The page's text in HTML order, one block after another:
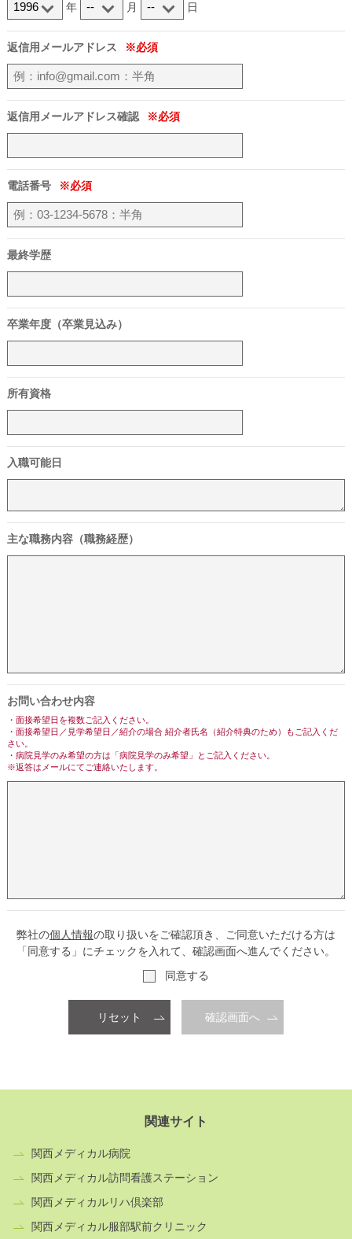
年 月 日
返信用メールアドレス
返信用メールアドレス確認
電話番号
最終学歴
卒業年度（卒業見込み）
所有資格
入職可能日
主な職務内容（職務経歴）
お問い合わせ内容
・面接希望日を複数ご記入ください。
・面接希望日／見学希望日／紹介の場合 紹介者氏名（紹介特典のため）もご記入くだ
さい。
・病院見学のみ希望の方は「病院見学のみ希望」とご記入ください。
※返答はメールにてご連絡いたします。
弊社の個人情報の取り扱いをご確認頂き、ご同意いただける方は
「同意する」にチェックを入れて、確認画面へ進んでください。
同意する
リセット 確認画面へ
関連サイト
関西メディカル病院
関西メディカル訪問看護ステーション
関西メディカルリハ倶楽部
関西メディカル服部駅前クリニック